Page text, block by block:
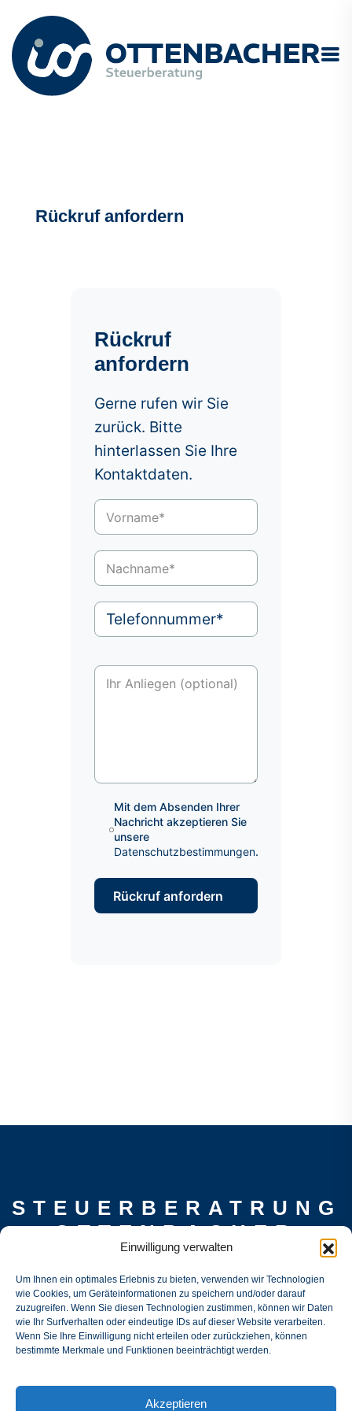
Einwilligung verwalten
Um Ihnen ein optimales Erlebnis zu bieten, verwenden wir Technologien
wie Cookies, um Geräteinformationen zu speichern und/oder darauf
zuzugreifen. Wenn Sie diesen Technologien zustimmen, können wir Daten
wie Ihr Surfverhalten oder eindeutige IDs auf dieser Website verarbeiten.
Wenn Sie Ihre Einwilligung nicht erteilen oder zurückziehen, können
bestimmte Merkmale und Funktionen beeinträchtigt werden.
Akzeptieren
Rückruf anfordern
Rückruf
anfordern
Gerne rufen wir Sie
zurück. Bitte
hinterlassen Sie Ihre
Kontaktdaten.
Mit dem Absenden Ihrer
Nachricht akzeptieren Sie
unsere
Datenschutzbestimmungen.
STEUERBERATRUNG
OTTENBACHER
Gertraud-Kaltenecker-Str. 28, 93049
Regensburg
mail@stb-ottenbacher.tax
0151 51456558